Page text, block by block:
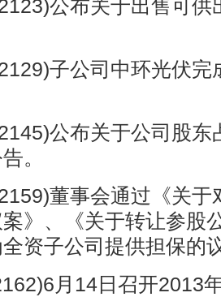
公布关于出售可供
子公司中环光伏完
公布关于公司股东
。
董事会通过《关于
》、《关于转让参股
资子公司提供担保的
月14日召开2013